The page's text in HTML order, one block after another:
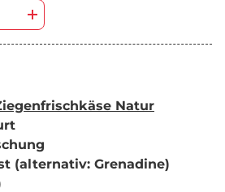
Natur
(alternativ: Grenadine)